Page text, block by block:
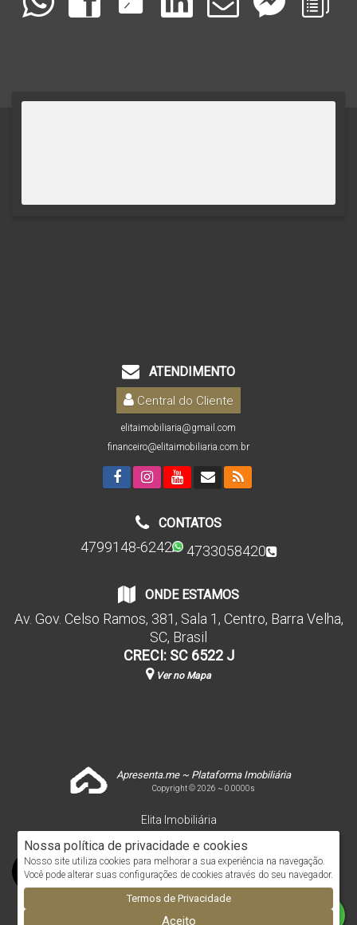
Nossa política de privacidade e cookies
Nosso site utiliza cookies para melhorar a sua experiência na navegação.
Você pode alterar suas configurações de cookies através do seu navegador.
Termos de Privacidade
Aceito
ATENDIMENTO
Central do Cliente
elitaimobiliaria@gmail.com
financeiro@elitaimobiliaria.com.br
CONTATOS
4799148-6242 4733058420
ONDE ESTAMOS
Av. Gov. Celso Ramos, 381 , Sala 1 , Centro, Barra Velha,
SC, Brasil
CRECI: SC 6522 J
Ver no Mapa
Apresenta.me ~ Plataforma Imobiliária
Copyright © 2026 ~ 0.0000s
Elita Imobiliária